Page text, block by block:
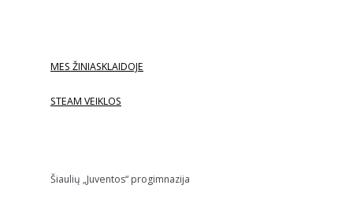
MES ŽINIASKLAIDOJE
STEAM VEIKLOS
Šiaulių „Juventos“ progimnazija